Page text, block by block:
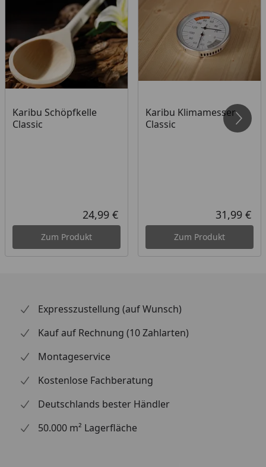
Karibu Schöpfkelle
Classic
Aktueller Preis
24,99 €
Zum Produkt
Karibu Klimamesser
Classic
31,99 €
Zum Produkt
Expresszustellung (auf Wunsch)
Kauf auf Rechnung (10 Zahlarten)
Montageservice
Kostenlose Fachberatung
Deutschlands bester Händler
50.000 m² Lagerfläche